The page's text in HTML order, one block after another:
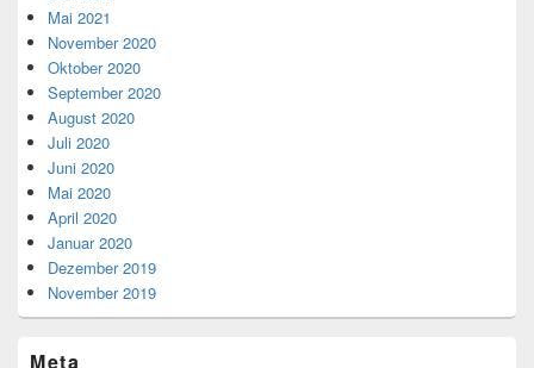
Mai 2021
November 2020
Oktober 2020
September 2020
August 2020
Juli 2020
Juni 2020
Mai 2020
April 2020
Januar 2020
Dezember 2019
November 2019
Meta